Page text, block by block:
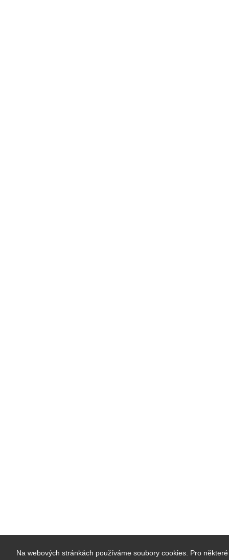
Na webových stránkách používáme soubory cookies. Pro